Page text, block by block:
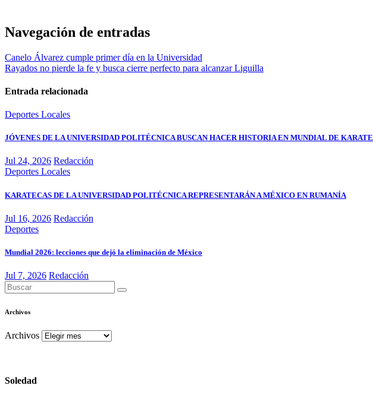
Navegación de entradas
Canelo Álvarez cumple primer día en la Universidad
Rayados no pierde la fe y busca cierre perfecto para alcanzar Liguilla
Entrada relacionada
Deportes Locales
JÓVENES DE LA UNIVERSIDAD POLITÉCNICA BUSCAN HACER HISTORIA EN MUNDIAL DE KARATE
Jul 24, 2026 Redacción
Deportes Locales
KARATECAS DE LA UNIVERSIDAD POLITÉCNICA REPRESENTARÁN A MÉXICO EN RUMANÍA
Jul 16, 2026 Redacción
Deportes
Mundial 2026: lecciones que dejó la eliminación de México
Jul 7, 2026 Redacción
Archivos
Archivos
Soledad